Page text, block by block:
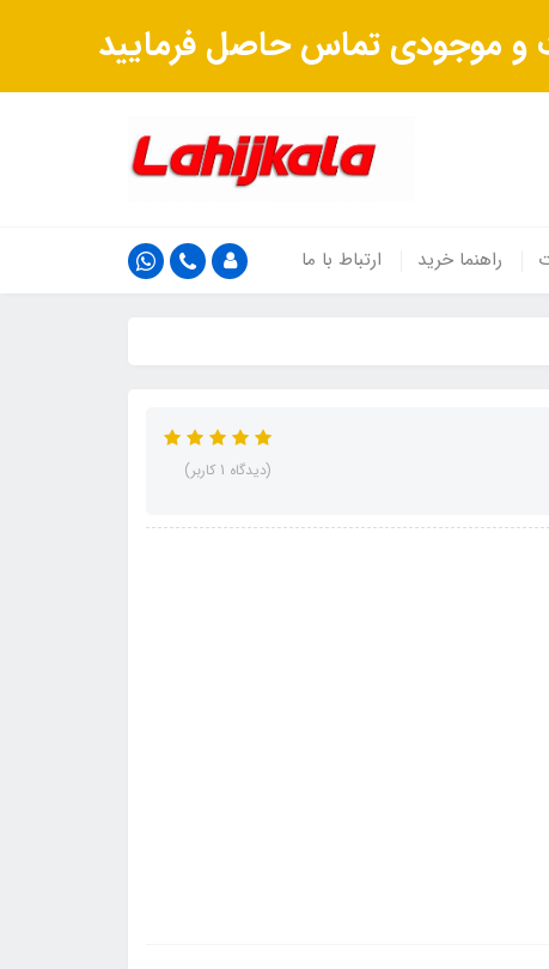
و موجودی تماس حاصل فرمایید
راهنما خرید ارتباط با ما
(دیدگاه 1 کاربر)